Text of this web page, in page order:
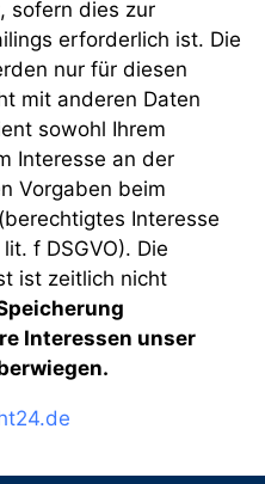
sofern dies zur
erforderlich ist. Die
nur für diesen
mit anderen Daten
sowohl Ihrem
Interesse an der
Vorgaben beim
Interesse
f DSGVO). Die
ist zeitlich nicht
Interessen unser